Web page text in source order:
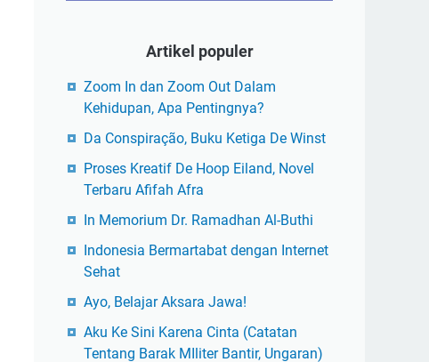
Artikel populer
Zoom In dan Zoom Out Dalam
Kehidupan, Apa Pentingnya?
Da Conspiração, Buku Ketiga De Winst
Proses Kreatif De Hoop Eiland, Novel
Terbaru Afifah Afra
In Memorium Dr. Ramadhan Al-Buthi
Indonesia Bermartabat dengan Internet
Sehat
Ayo, Belajar Aksara Jawa!
Aku Ke Sini Karena Cinta (Catatan
Tentang Barak MIliter Bantir, Ungaran)